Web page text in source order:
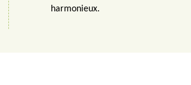
harmonieux.